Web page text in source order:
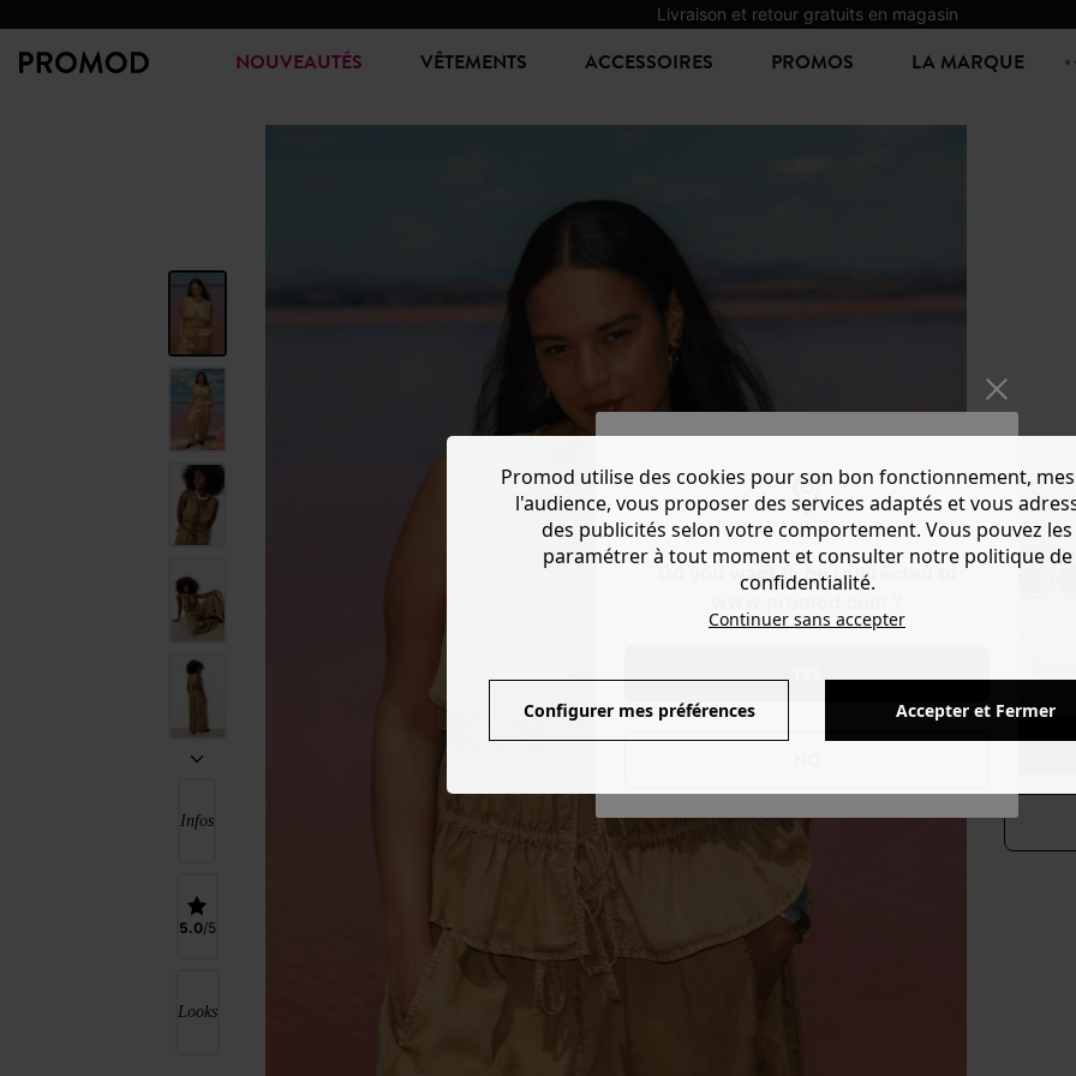
Livraison et retour gratuits en magasin
Do you want to be redirected to
NOUVEAUTÉS VÊTEMENTS ACCESSOIRES PROMOS LA MARQUE
Infos
5.0
Looks
TOP À
29,99 €
Couleur :
Promod utilise des cookies pour son bon fonctionnement,
l'audience, vous proposer des services adaptés et vous
des publicités selon votre comportement. Vous pouvez les
paramétrer à tout moment et consulter notre politique de
confidentialité.
Continuer sans accepter
Configurer mes préférences Accepter et Fermer